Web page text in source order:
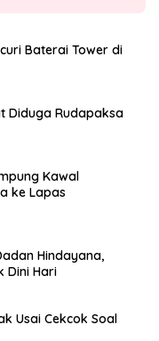
Baterai Tower di
Diduga Rudapaksa
Kawal
ke Lapas
Hindayana,
Dini Hari
Usai Cekcok Soal